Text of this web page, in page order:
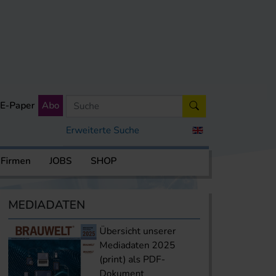
Erweiterte Suche
E-Paper Abo
Firmen JOBS SHOP
MEDIADATEN
Übersicht unserer
Mediadaten 2025
(print) als PDF-